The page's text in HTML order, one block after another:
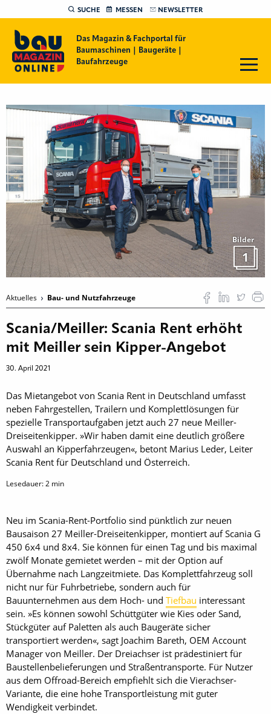
SUCHE MESSEN NEWSLETTER
Das Magazin & Fachportal für
Baumaschinen | Baugeräte |
Baufahrzeuge
Bilder
1
Aktuelles Bau- und Nutzfahrzeuge
Scania/Meiller: Scania Rent erhöht
mit Meiller sein Kipper-Angebot
30. April 2021
Das Mietangebot von Scania Rent in Deutschland umfasst
neben Fahrgestellen, Trailern und Komplettlösungen für
spezielle Transportaufgaben jetzt auch 27 neue Meiller-
Dreiseitenkipper. »Wir haben damit eine deutlich größere
Auswahl an Kipperfahrzeugen«, betont Marius Leder, Leiter
Scania Rent für Deutschland und Österreich.
Lesedauer:2 min
Neu im Scania-Rent-Portfolio sind pünktlich zur neuen
Bausaison 27 Meiller-Dreiseitenkipper, montiert auf Scania G
450 6x4 und 8x4. Sie können für einen Tag und bis maximal
zwölf Monate gemietet werden – mit der Option auf
Übernahme nach Langzeitmiete. Das Komplettfahrzeug soll
nicht nur für Fuhrbetriebe, sondern auch für
Bauunternehmen aus dem Hoch- und Tiefbau interessant
sein. »Es können sowohl Schüttgüter wie Kies oder Sand,
Stückgüter auf Paletten als auch Baugeräte sicher
transportiert werden«, sagt Joachim Bareth, OEM Account
Manager von Meiller. Der Dreiachser ist prädestiniert für
Baustellenbelieferungen und Straßentransporte. Für Nutzer
aus dem Offroad-Bereich empfiehlt sich die Vierachser-
Variante, die eine hohe Transportleistung mit guter
Wendigkeit verbindet.